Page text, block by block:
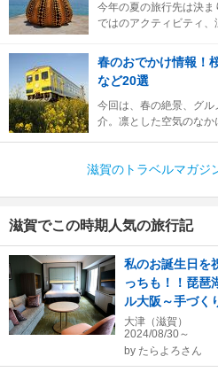
今年の夏の旅行先は決
ではのアクティビティ
春のおでかけ情報！
など20選
今回は、春の絶景、グ
介。凛とした空気のな
滋賀のトラベルマガジ
滋賀でこの時期人気の旅行記
私のお誕生日を
っちも！！琵琶
ル大阪～手づく
先斗町別邸
大津（滋賀）
2024/08/30～
by たらよろさん